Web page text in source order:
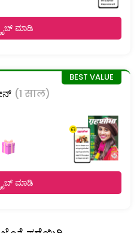
ಮಾಡಿ
(1 साल)
ಮಾಡಿ